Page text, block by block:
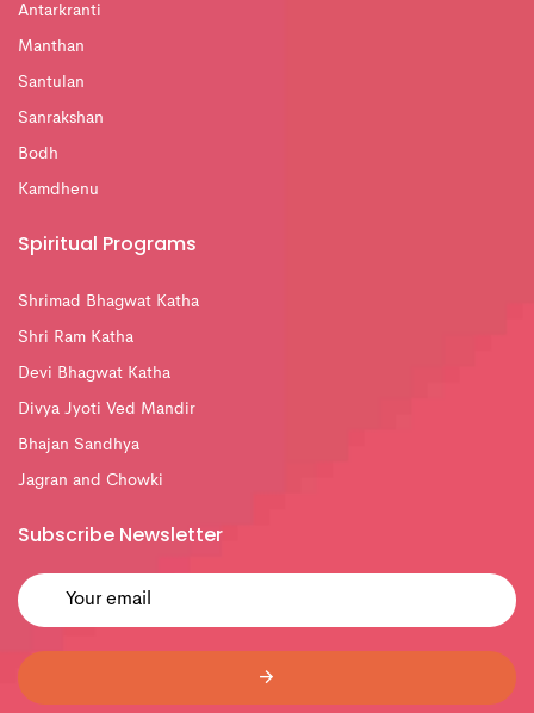
Antarkranti
Manthan
Santulan
Sanrakshan
Bodh
Kamdhenu
Spiritual Programs
Shrimad Bhagwat Katha
Shri Ram Katha
Devi Bhagwat Katha
Divya Jyoti Ved Mandir
Bhajan Sandhya
Jagran and Chowki
Subscribe Newsletter